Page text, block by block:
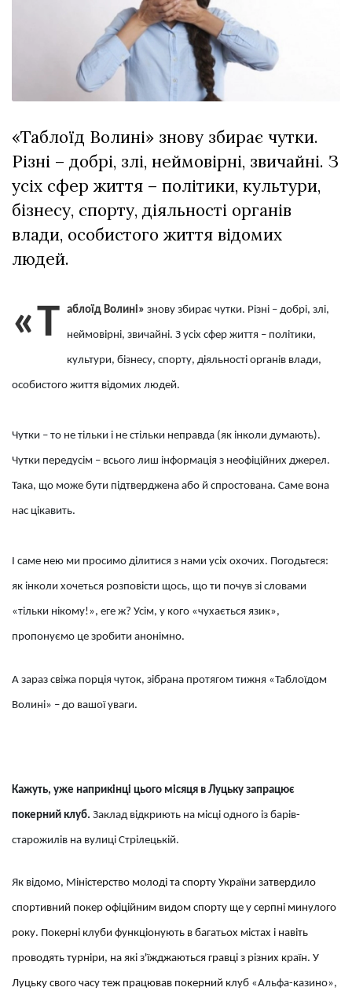
залишив у
Луцьку
три...
27 Липня 2026
760 переглядів
Всі розділи
Лайф
Афіша
ZONE 18+
Політика конфіденційності
«Таблоїд Волині» знову збирає чутки.
Різні – добрі, злі, неймовірні, звичайні. З
усіх сфер життя – політики, культури,
бізнесу, спорту, діяльності органів
влади, особистого життя відомих
людей.
«Т аблоїд Волині» знову збирає чутки. Різні – добрі, злі,
неймовірні, звичайні. З усіх сфер життя – політики,
культури, бізнесу, спорту, діяльності органів влади,
особистого життя відомих людей.
Чутки – то не тільки і не стільки неправда (як інколи думають).
Чутки передусім – всього лиш інформація з неофіційних джерел.
Така, що може бути підтверджена або й спростована. Саме вона
нас цікавить.
І саме нею ми просимо ділитися з нами усіх охочих. Погодьтеся:
як інколи хочеться розповісти щось, що ти почув зі словами
«тільки нікому!», еге ж? Усім, у кого «чухається язик»,
пропонуємо це зробити анонімно.
А зараз свіжа порція чуток, зібрана протягом тижня «Таблоїдом
Волині» – до вашої уваги.
Кажуть, уже наприкінці цього місяця в Луцьку запрацює
покерний клуб. Заклад відкриють на місці одного із барів-
старожилів на вулиці Стрілецькій.
Як відомо, Міністерство молоді та спорту України затвердило
спортивний покер офіційним видом спорту ще у серпні минулого
року. Покерні клуби функціонують в багатьох містах і навіть
проводять турніри, на які з'їжджаються гравці з різних країн. У
Луцьку свого часу теж працював покерний клуб «Альфа-казино»,